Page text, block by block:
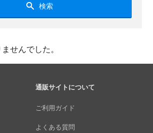
検索
せんでした。
通販サイトについて
ご利用ガイド
よくある質問